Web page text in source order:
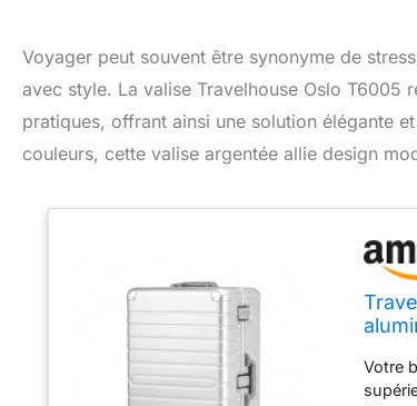
Voyager peut souvent être synonyme de
avec style. La valise Travelhouse Oslo T6005
pratiques, offrant ainsi une solution élégante
couleurs, cette valise argentée allie design
Votre